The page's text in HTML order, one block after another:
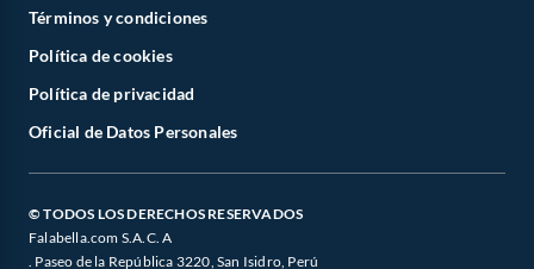
Términos y condiciones
Política de cookies
Política de privacidad
Oficial de Datos Personales
© TODOS LOS DERECHOS RESERVADOS
Falabella.com S.A.C. A
. Paseo de la República 3220, San Isidro, Perú